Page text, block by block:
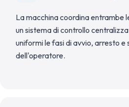
La macchina coordina entrambe
un sistema di controllo
uniformi le fasi di avvio, arresto e
dell'operatore.